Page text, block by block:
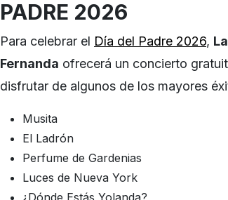
PADRE 2026
Para celebrar el Día del Padre 2026,
Fernanda ofrecerá un concierto
disfrutar de algunos de los mayores
Musita
El Ladrón
Perfume de Gardenias
Luces de Nueva York
¿Dónde Estás Yolanda?